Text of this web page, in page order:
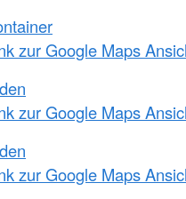
zur Google Maps
zur Google Maps
zur Google Maps